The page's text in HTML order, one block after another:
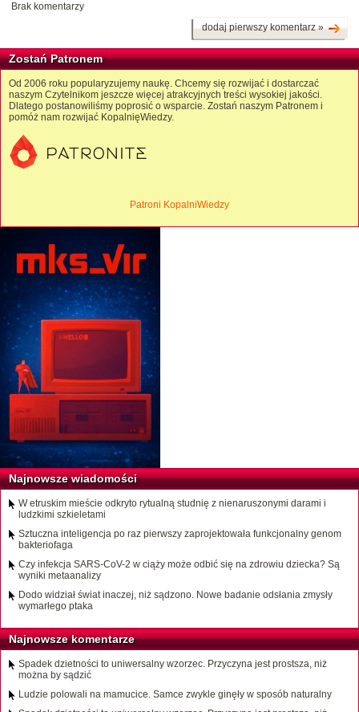
Brak komentarzy
dodaj pierwszy komentarz »
Zostań Patronem
Od 2006 roku popularyzujemy naukę. Chcemy się rozwijać i dostarczać
naszym Czytelnikom jeszcze więcej atrakcyjnych treści wysokiej jakości.
Dlatego postanowiliśmy poprosić o wsparcie. Zostań naszym Patronem i
pomóż nam rozwijać KopalnięWiedzy.
Patroni KopalniWiedzy
Najnowsze wiadomości
W etruskim mieście odkryto rytualną studnię z nienaruszonymi darami i
ludzkimi szkieletami
Sztuczna inteligencja po raz pierwszy zaprojektowała funkcjonalny genom
bakteriofaga
Czy infekcja SARS-CoV-2 w ciąży może odbić się na zdrowiu dziecka? Są
wyniki metaanalizy
Dodo widział świat inaczej, niż sądzono. Nowe badanie odsłania zmysły
wymarłego ptaka
Najnowsze komentarze
Spadek dzietności to uniwersalny wzorzec. Przyczyna jest prostsza, niż
można by sądzić
Ludzie polowali na mamucice. Samce zwykle ginęły w sposób naturalny